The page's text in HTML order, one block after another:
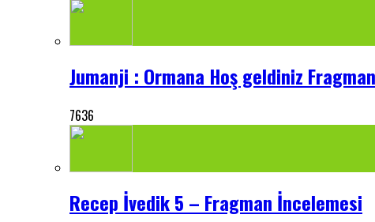
Jumanji : Ormana Hoş geldiniz
7636
Recep İvedik 5 – Fragman İncelemesi